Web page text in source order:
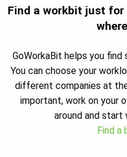
Find a workbit just
where
GoWorkaBit helps you
You can choose your
different companies at
important, work on your
around and start
Find a